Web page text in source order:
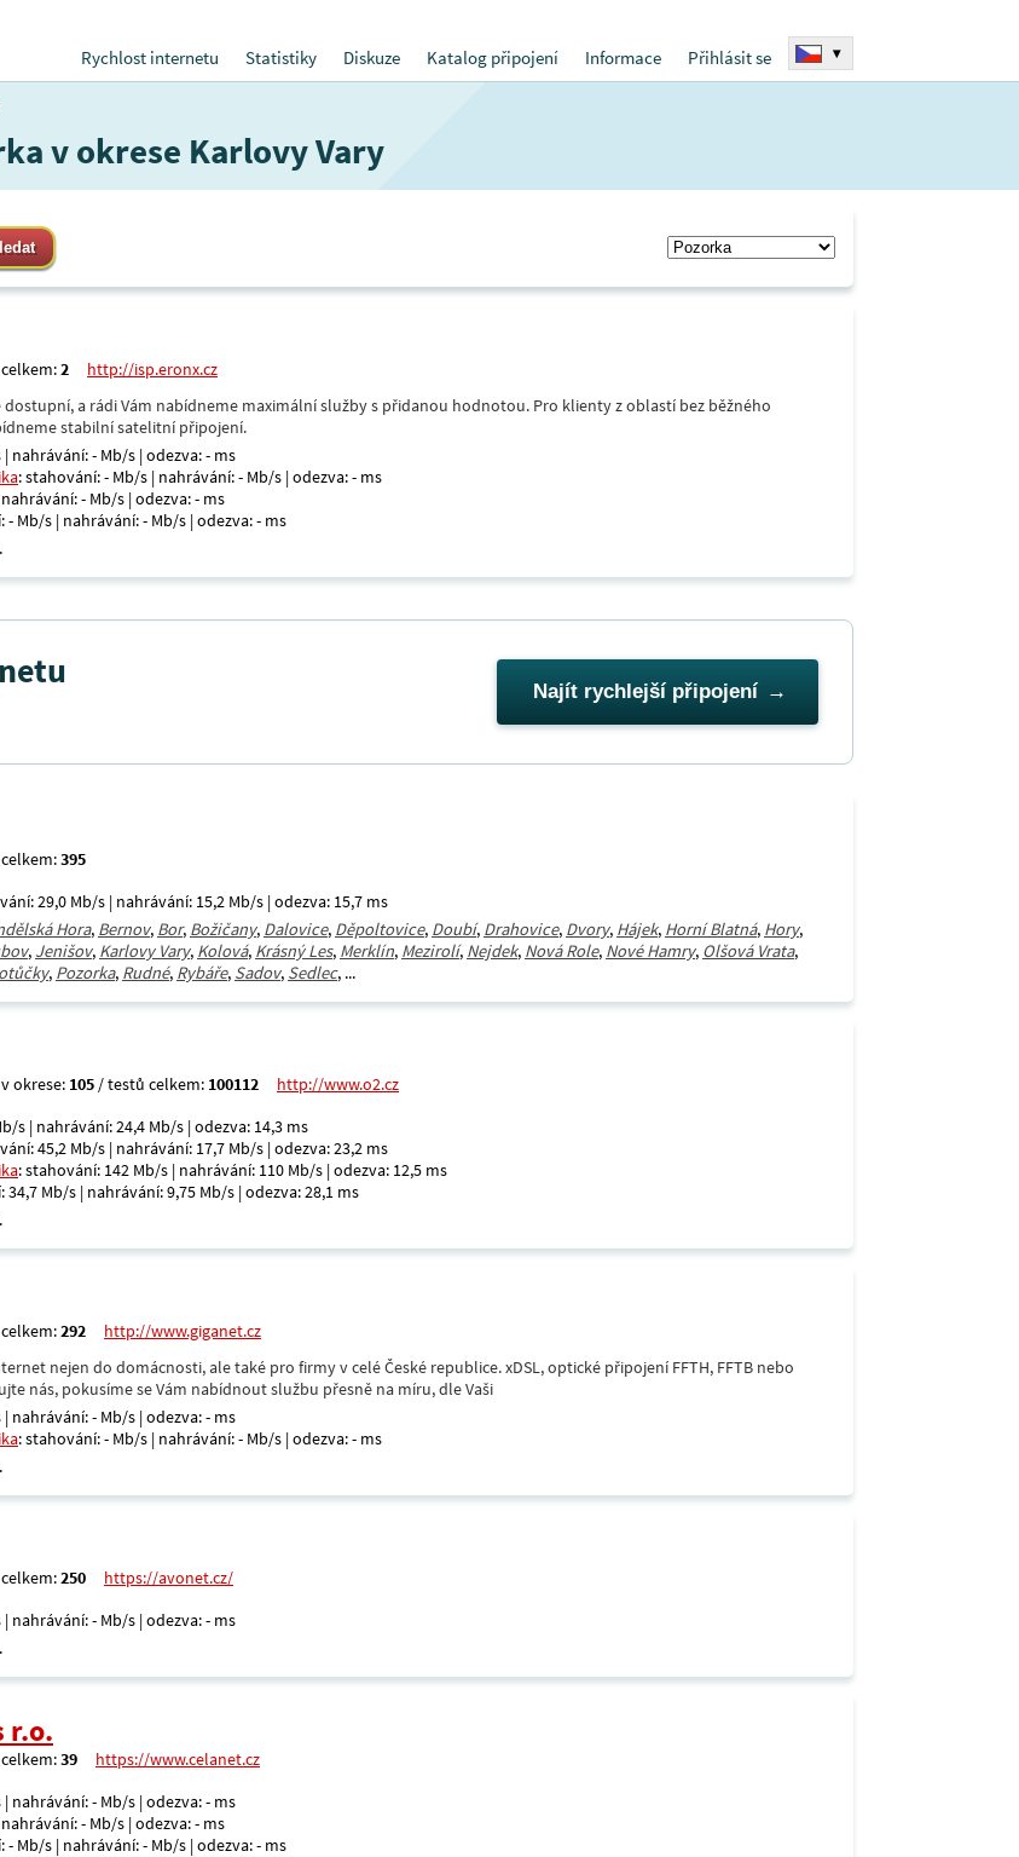
Rychlost internetu
Statistiky Diskuze Katalog připojení Informace Přihlásit se ▾
v okrese Karlovy Vary
2
http://isp.eronx.cz
a rádi Vám nabídneme maximální služby s přidanou hodnotou. Pro klienty z oblastí bez běžného
stabilní satelitní připojení.
nahrávání: - Mb/s | odezva: - ms
: stahování: - Mb/s | nahrávání: - Mb/s | odezva: - ms
- Mb/s | odezva: - ms
- Mb/s | nahrávání: - Mb/s | odezva: - ms
Najít rychlejší připojení
395
29,0 Mb/s | nahrávání: 15,2 Mb/s | odezva: 15,7 ms
Hora, Bernov, Bor, Božičany, Dalovice, Děpoltovice, Doubí, Drahovice, Dvory, Hájek, Horní Blatná, Hory,
, Jenišov, Karlovy Vary, Kolová, Krásný Les, Merklín, Mezirolí, Nejdek, Nová Role, Nové Hamry, Olšová Vrata,
, Pozorka, Rudné, Rybáře, Sadov, Sedlec, ...
okrese: 105 / testů celkem: 100112
http://www.o2.cz
s | nahrávání: 24,4 Mb/s | odezva: 14,3 ms
45,2 Mb/s | nahrávání: 17,7 Mb/s | odezva: 23,2 ms
: stahování: 142 Mb/s | nahrávání: 110 Mb/s | odezva: 12,5 ms
34,7 Mb/s | nahrávání: 9,75 Mb/s | odezva: 28,1 ms
292
http://www.giganet.cz
nejen do domácnosti, ale také pro firmy v celé České republice. xDSL, optické připojení FFTH, FFTB nebo
nás, pokusíme se Vám nabídnout službu přesně na míru, dle Vaši
nahrávání: - Mb/s | odezva: - ms
: stahování: - Mb/s | nahrávání: - Mb/s | odezva: - ms
250
https://avonet.cz/
nahrávání: - Mb/s | odezva: - ms
r.o.
39
https://www.celanet.cz
nahrávání: - Mb/s | odezva: - ms
- Mb/s | odezva: - ms
- Mb/s | nahrávání: - Mb/s | odezva: - ms